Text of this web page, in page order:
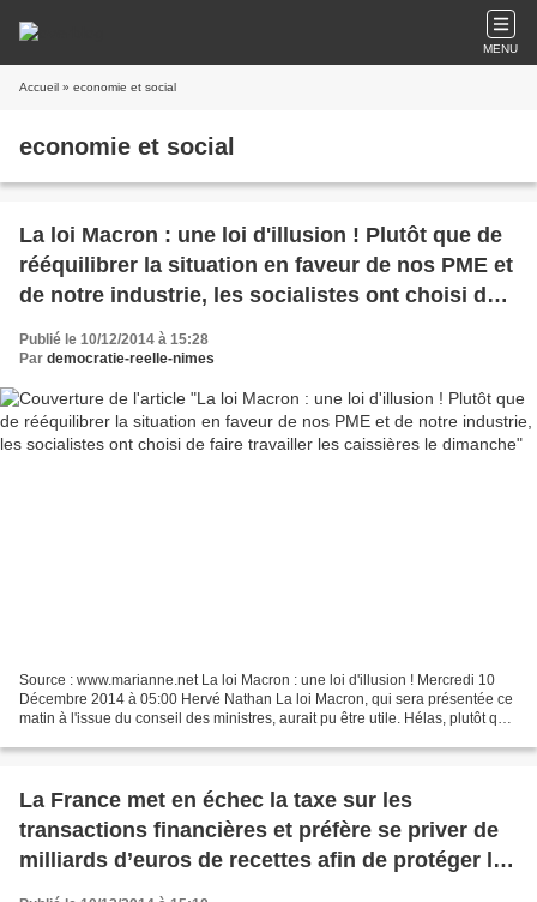
MENU
Accueil » economie et social
economie et social
La loi Macron : une loi d'illusion ! Plutôt que de
rééquilibrer la situation en faveur de nos PME et
de notre industrie, les socialistes ont choisi de
faire travailler les caissières le dimanche
Publié le 10/12/2014 à 15:28
Par democratie-reelle-nimes
Source : www.marianne.net La loi Macron : une loi d'illusion ! Mercredi 10
Décembre 2014 à 05:00 Hervé Nathan La loi Macron, qui sera présentée ce
matin à l'issue du conseil des ministres, aurait pu être utile. Hélas, plutôt que
La France met en échec la taxe sur les
transactions financières et préfère se priver de
milliards d’euros de recettes afin de protéger les